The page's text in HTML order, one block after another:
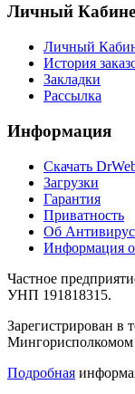
Личный
Личный
История
Закладки
Рассылка
Информация
Cкачать
Загрузки
Гарантия
Приватность
Об
Информация о
Частное
УНП 191818315.
Зарегистрирован в
Мингорисполкомом
Подробная